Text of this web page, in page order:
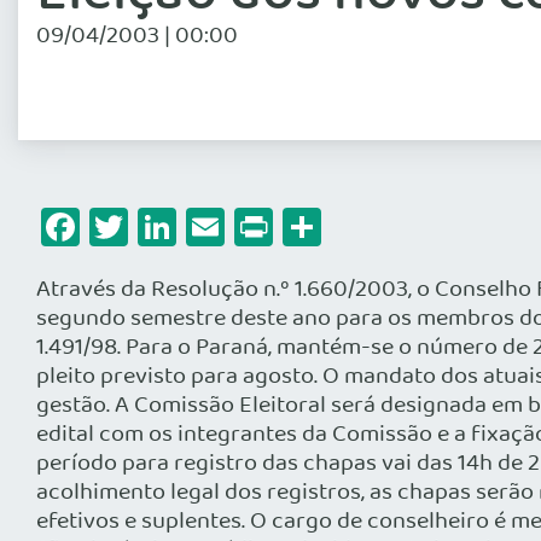
09/04/2003 | 00:00
Facebook
Twitter
LinkedIn
Email
Print
Através da Resolução n.º 1.660/2003, o Conselho Federal de Medicina aprovou, em março, as instruções para as eleições que serão realizadas no segundo semestre deste ano para os membros dos Conselhos Regionais de Medicina. Com as novas normas, fica revogada a Resolução CFM n.º 1.491/98. Para o Paraná, mantém-se o número de 20 membros efetivos e igual número de suplentes, para mandato de cinco anos e que serão eleitos em pleito previsto para agosto. O mandato dos atuais conselheiros termina em 1.º de outubro, coincidindo com a posse dos novos membros e início da gestão. A Comissão Eleitoral será designada em breve pelo plenário do CRM, tendo presidente e dois secretários. Até o dia 23 de maio será publicado o edital com os integrantes da Comissão e a fixação das datas para inscrições das chapas concorrentes e das eleições. Conforme as normas do CFM, o período para registro das chapas vai das 14h de 2 de junho até 18h do dia 16 do mesmo mês. Na cédula eleitoral, a ser providenciada logo após o acolhimento legal dos registros, as chapas serão numeradas com a ordem cronológica de inscrição e terão a relação dos candidatos a conselheiros efetivos e suplentes. O cargo de conselheiro é meramente honorífico e a composição da diretoria será decidida em plenária, pelos membros eleitos. São elegíveis os médicos devidamente inscritos no Conselho e que sejam brasileiros natos ou naturalizados, estejam quites com suas obrigações e firmem compromisso de aceite da candidatura. O voto, por sua vez, é direto, obrigatório e secreto para os que estejam no gozo de seus direitos, exceto para os inscritos como militares. O médico que não cumprir a obrigação, sem justa causa ou impedimento, fica sujeito a multa. Os médicos inscritos no Conselho, residentes em municípios que não disponham de urna coletora de votos, receberão o material necessário para exercer seu direito/obrigação através de correspondência., que será aceita até o prazo final previsto pela Resolução. No Paraná, estão sendo adotadas as medidas para a informatização do pleito, conforme as normas do Tribunal Regional Eleitoral. Em Curitiba, as eleições vão ocorrer nos dias 20, 21 e 22 de agosto, das 8 às 20h, com urnas coletoras na sede do Conselho e em locais de grande concentração de médicos, como hospitais e a Associação Médica. A apuração será na sede do CRM e começa imediatamente após encerrado o prazo legal. A Resolução n.º 1.660/2003 e a íntegra das instruções para as eleições dps Conselhos Regionais estão à disposição dos médicos no Conselho e em suas Seccionais e Regionais, bem como no site do Conselho Federal (www.portalmedico.org.br). RESOLUÇÃO RESOLUÇÃO CFM nº 1.660/2003 O Conselho Federal de Medicina, no uso das atribuições conferidas pela Lei nº 3.268, de 30 de setembro de 1957, regulamentada pelo Decreto nº 44.045, de 19 de julho de 1958, e CONSIDERANDO o disposto nos artigos 25 e 30 do regulamento aprovado pelo Decreto nº 44.045, de 19.7.1958; CONSIDERANDO o decidido na 1ª Reunião do Conselho Pleno Nacional dos Conselhos de Medicina do Ano de 2003, realizada em 12.3.2003; CONSIDERANDO, por fim, o decidido na Sessão Plenária realizada em 14.3.2003, RESOLVE: 1 – Aprovar as instruções para as eleições que serão realizadas em 2003 para os membros dos Conselhos Regionais de Medicina. 2 –